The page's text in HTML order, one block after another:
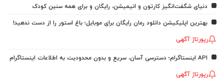
دنیای شگفت‌انگیز کارتون و انیمیشن، رایگان و برای همه سنین کودک
بهترین اپلیکیشن دانلود رمان رایگان برای موبایل؛ باغ استور را از دست ندهید!
رپورتاژ آگهی
API اینستاگرام؛ دسترسی آسان، سریع و بدون محدودیت به اطلاعات اینستاگرام
رپورتاژ آگهی